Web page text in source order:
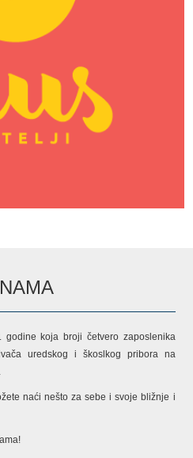
godine koja broji četvero zaposlenika
uredskog i škoslkog pribora na
naći nešto za sebe i svoje bližnje i